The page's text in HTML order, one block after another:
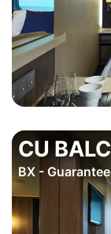
CU
BX - Guarantee